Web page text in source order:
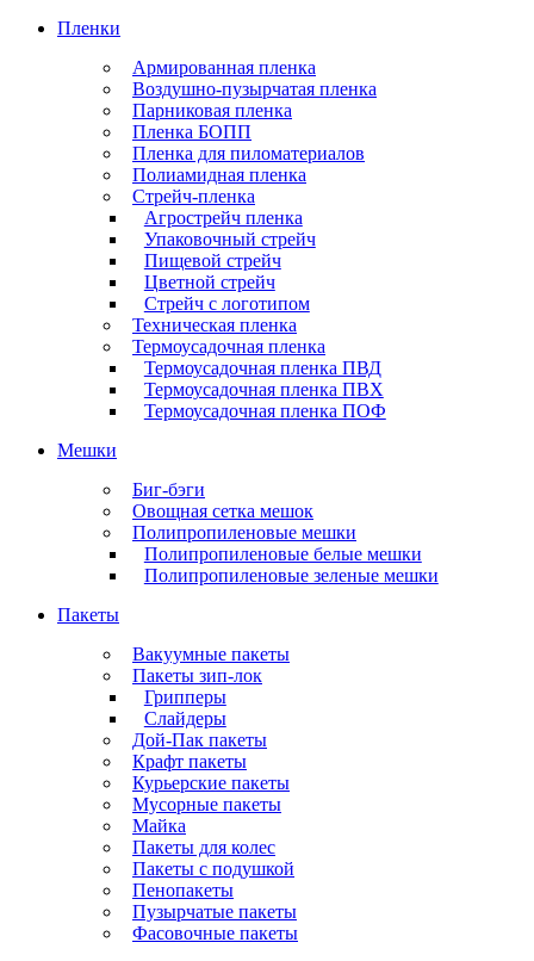
Пленки
Армированная пленка
Воздушно-пузырчатая пленка
Парниковая пленка
Пленка БОПП
Пленка для пиломатериалов
Полиамидная пленка
Стрейч-пленка
Агрострейч пленка
Упаковочный стрейч
Пищевой стрейч
Цветной стрейч
Стрейч с логотипом
Техническая пленка
Термоусадочная пленка
Термоусадочная пленка ПВД
Термоусадочная пленка ПВХ
Термоусадочная пленка ПОФ
Мешки
Биг-бэги
Овощная сетка мешок
Полипропиленовые мешки
Полипропиленовые белые мешки
Полипропиленовые зеленые мешки
Пакеты
Вакуумные пакеты
Пакеты зип-лок
Грипперы
Слайдеры
Дой-Пак пакеты
Крафт пакеты
Курьерские пакеты
Мусорные пакеты
Майка
Пакеты для колес
Пакеты с подушкой
Пенопакеты
Пузырчатые пакеты
Фасовочные пакеты